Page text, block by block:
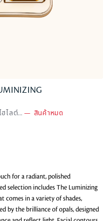
ฮไลต์...— สินค้าหมด
for a radiant, polished
selection includes The Luminizing
comes in a variety of shades,
by the brilliance of opals, designed